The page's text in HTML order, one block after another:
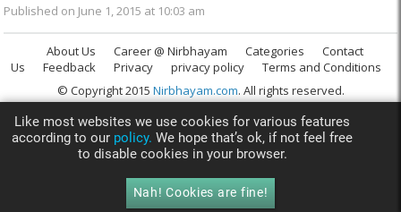
Published on June 1, 2015 at 10:03 am
About Us Career @ Nirbhayam Categories
Contact
Us
Feedback Privacy privacy policy
Terms and Conditions
© Copyright 2015 Nirbhayam.com. All rights reserved.
Like most websites we use cookies for various features
according to our policy. We hope that’s ok, if not feel free
to disable cookies in your browser.
Nah! Cookies are fine!